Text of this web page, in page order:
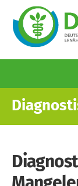
Direkt
zum